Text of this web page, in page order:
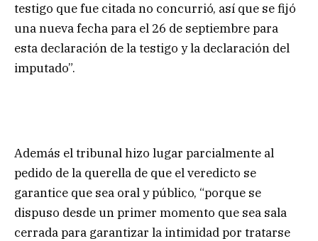
testigo que fue citada no concurrió, así que se fijó
una nueva fecha para el 26 de septiembre para
esta declaración de la testigo y la declaración del
imputado”.
Además el tribunal hizo lugar parcialmente al
pedido de la querella de que el veredicto se
garantice que sea oral y público, “porque se
dispuso desde un primer momento que sea sala
cerrada para garantizar la intimidad por tratarse